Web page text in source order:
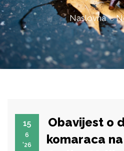
Naslovna
15
6
'26
Obavijest o
komaraca